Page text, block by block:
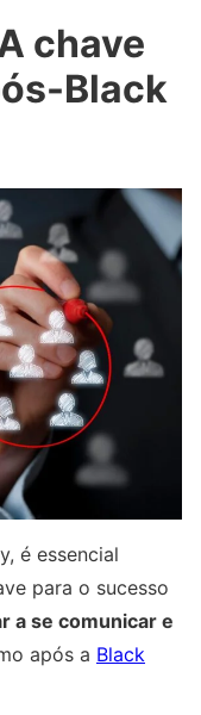
chave
Black
é essencial
para o sucesso
a se comunicar e
após a Black